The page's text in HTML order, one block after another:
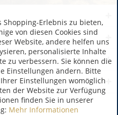
Erlebnis zu bieten,
von diesen Cookies sind
Website, andere helfen uns
personalisierte Inhalte
zu verbessern. Sie können die
Einstellungen ändern. Bitte
Einstellungen womöglich
der Website zur Verfügung
finden Sie in unserer
Mehr Informationen